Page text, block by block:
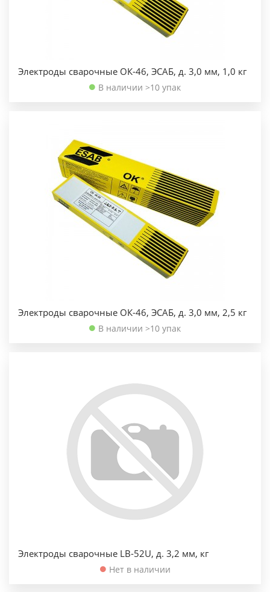
Электроды сварочные ОК-46, ЭСАБ, д. 3,0 мм, 1,0 кг
В наличии >10 упак
Электроды сварочные ОК-46, ЭСАБ, д. 3,0 мм, 2,5 кг
В наличии >10 упак
Электроды сварочные LB-52U, д. 3,2 мм, кг
Нет в наличии